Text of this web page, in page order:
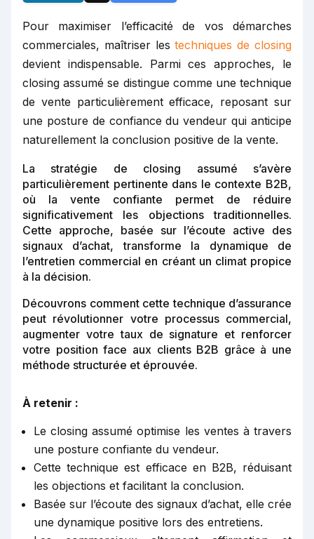
Pour maximiser l’efficacité de vos démarches
commerciales, maîtriser lestechniques de closing
devient indispensable. Parmi ces approches, le
closing assumé se distingue comme une technique
de vente particulièrement efficace, reposant sur
une posture de confiance du vendeur qui anticipe
naturellement la conclusion positive de la vente.
La stratégie de closing assumé s’avère
particulièrement pertinente dans le contexte B2B,
où la vente confiante permet de réduire
significativement les objections traditionnelles.
Cette approche, basée sur l’écoute active des
signaux d’achat, transforme la dynamique de
l’entretien commercial en créant un climat propice
à la décision.
Découvrons comment cette technique d’assurance
peut révolutionner votre processus commercial,
augmenter votre taux de signature et renforcer
votre position face aux clients B2B grâce à une
méthode structurée et éprouvée.
À retenir :
Le closing assumé optimise les ventes à travers
une posture confiante du vendeur.
Cette technique est efficace en B2B, réduisant
les objections et facilitant la conclusion.
Basée sur l’écoute des signaux d’achat, elle crée
une dynamique positive lors des entretiens.